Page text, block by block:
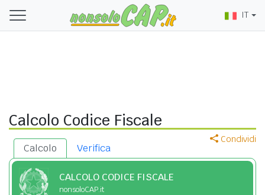
IT
Calcolo Codice Fiscale
Condividi
Calcolo Verifica
CALCOLO CODICE FISCALE
nonsoloCAP.it